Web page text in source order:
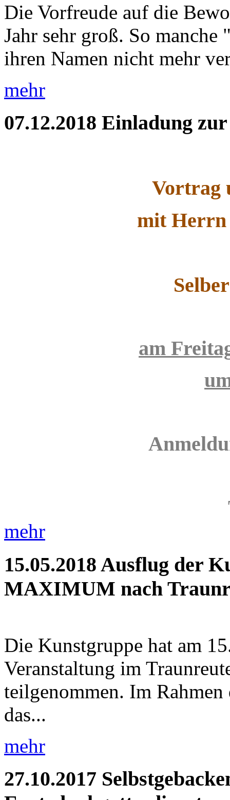
Die Vorfreude auf die
Jahr sehr groß. So
ihren Namen nicht mehr
mehr
07.12.2018 Einladung
Vortrag
mit Herrn
am
mehr
15.05.2018 Ausflug der
MAXIMUM nach
Die Kunstgruppe hat am
Veranstaltung im
teilgenommen. Im
das...
mehr
27.10.2017